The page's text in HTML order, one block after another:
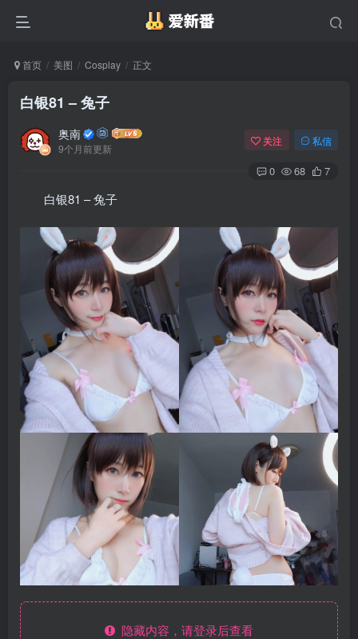
首页 美图 Cosplay 正文
白银81 – 兔子
奥南
9个月前更新
关注 私信
0 68 7
白银81 – 兔子
隐藏内容，请登录后查看